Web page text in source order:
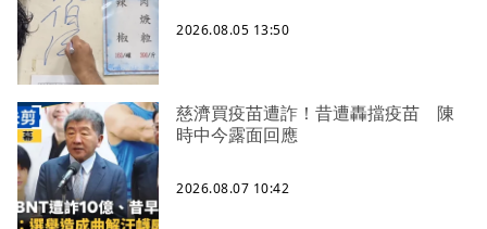
2026.08.05 13:50
慈濟買疫苗遭詐！昔遭轟擋疫苗 陳
時中今露面回應
2026.08.07 10:42